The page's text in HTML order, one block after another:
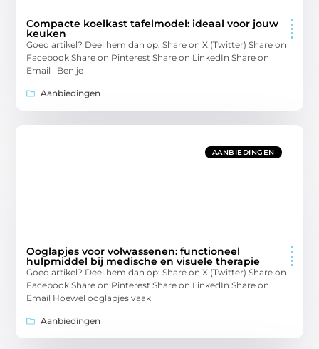
Compacte koelkast tafelmodel: ideaal voor jouw
keuken
Goed artikel? Deel hem dan op: Share on X (Twitter) Share on
Facebook Share on Pinterest Share on LinkedIn Share on
Email Ben je
Aanbiedingen
AANBIEDINGEN
Ooglapjes voor volwassenen: functioneel
hulpmiddel bij medische en visuele therapie
Goed artikel? Deel hem dan op: Share on X (Twitter) Share on
Facebook Share on Pinterest Share on LinkedIn Share on
Email Hoewel ooglapjes vaak
Aanbiedingen